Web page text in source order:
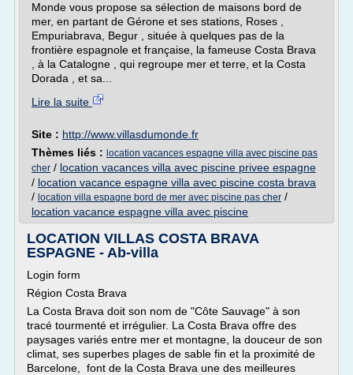
Monde vous propose sa sélection de maisons bord de
mer, en partant de Gérone et ses stations, Roses ,
Empuriabrava, Begur , située à quelques pas de la
frontière espagnole et française, la fameuse Costa Brava
, à la Catalogne , qui regroupe mer et terre, et la Costa
Dorada , et sa...
Lire la suite
Site : http://www.villasdumonde.fr
Thèmes liés : location vacances espagne villa avec piscine pas
cher / location vacances villa avec piscine privee espagne
/ location vacance espagne villa avec piscine costa brava
/ location villa espagne bord de mer avec piscine pas cher /
location vacance espagne villa avec piscine
LOCATION VILLAS COSTA BRAVA
ESPAGNE - Ab-villa
Login form
Région Costa Brava
La Costa Brava doit son nom de "Côte Sauvage" à son
tracé tourmenté et irrégulier. La Costa Brava offre des
paysages variés entre mer et montagne, la douceur de son
climat, ses superbes plages de sable fin et la proximité de
Barcelone, font de la Costa Brava une des meilleures